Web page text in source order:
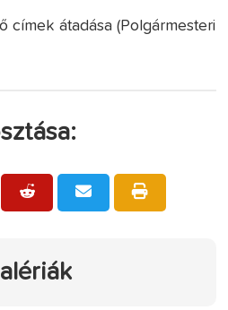
címek átadása (Polgármesteri